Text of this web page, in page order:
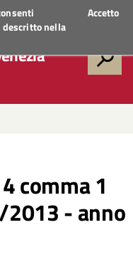
descritto nella
Accetto
comma 1
2013 - anno